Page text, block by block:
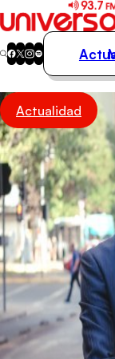
Actualidad
Música
Programas
Podcasts
Destacados
Actualidad